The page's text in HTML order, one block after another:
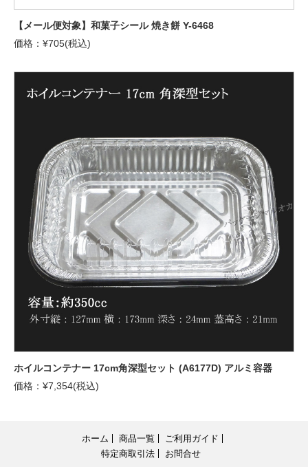
【メール便対象】和菓子シール 焼き餅 Y-6468
価格：¥705(税込)
ホイルコンテナー 17cm角深型セット (A6177D) アルミ容器
価格：¥7,354(税込)
ホーム 商品一覧
ご利用ガイド
特定商取引法
お問合せ